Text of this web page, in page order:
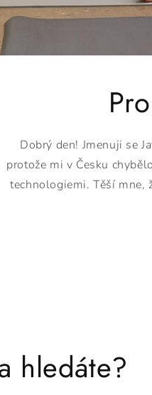
Dobrý den! Jmenuji se
protože mi v Česku
technologiemi. Těší mne,
hledáte?